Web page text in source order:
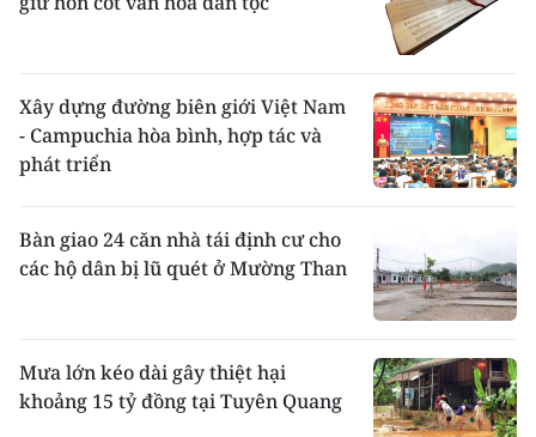
Xây dựng đường biên giới Việt Nam
- Campuchia hòa bình, hợp tác và
phát triển
Bàn giao 24 căn nhà tái định cư cho
các hộ dân bị lũ quét ở Mường Than
Mưa lớn kéo dài gây thiệt hại
khoảng 15 tỷ đồng tại Tuyên Quang